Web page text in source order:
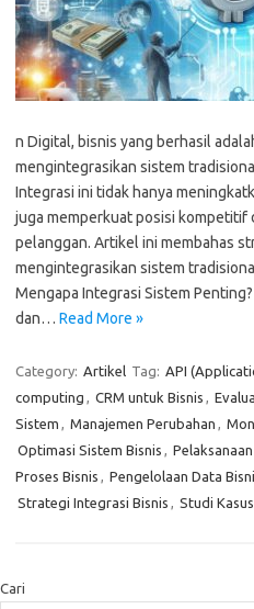
n Digital, bisnis yang berhasil
mengintegrasikan sistem
Integrasi ini tidak hanya
juga memperkuat posisi kompetitif
pelanggan. Artikel ini membahas
mengintegrasikan sistem
Mengapa Integrasi Sistem
dan… Read More »
Category: Artikel Tag: API
computing , CRM untuk Bisnis ,
Sistem , Manajemen Perubahan ,
Optimasi Sistem Bisnis ,
Proses Bisnis , Pengelolaan Data
Strategi Integrasi Bisnis , Studi
Cari